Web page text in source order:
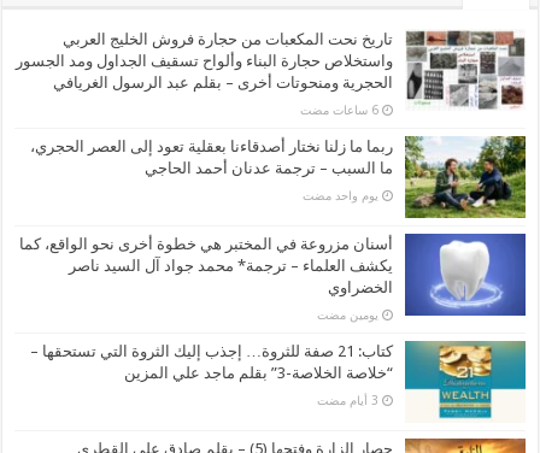
تاريخ نحت المكعبات من حجارة فروش الخليج العربي
واستخلاص حجارة البناء وألواح تسقيف الجداول ومد الجسور
الحجرية ومنحوتات أخرى – بقلم عبد الرسول الغريافي
‏6 ساعات مضت
ربما ما زلنا نختار أصدقاءنا بعقلية تعود إلى العصر الحجري،
ما السبب – ترجمة عدنان أحمد الحاجي
‏يوم واحد مضت
أسنان مزروعة في المختبر هي خطوة أخرى نحو الواقع، كما
يكشف العلماء – ترجمة* محمد جواد آل السيد ناصر
الخضراوي
‏يومين مضت
كتاب: 21 صفة للثروة… إجذب إليك الثروة التي تستحقها –
“خلاصة الخلاصة-3” بقلم ماجد علي المزين
حصار الزارة وفتحها (5) – بقلم صادق علي القطري